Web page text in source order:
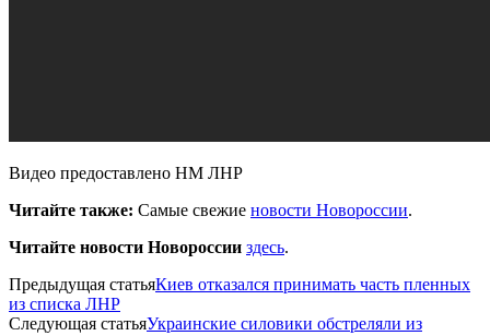
Видео предоставлено НМ ЛНР
Читайте также: Самые свежие новости Новороссии.
Читайте новости Новороссии здесь.
Предыдущая статьяКиев отказался принимать часть пленных
из списка ЛНР
Следующая статьяУкраинские силовики обстреляли из